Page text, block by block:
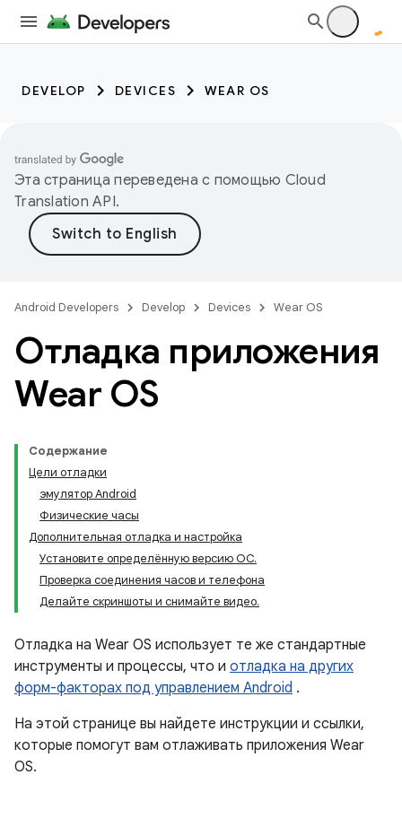
DEVELOP DEVICES WEAR OS
Эта страница переведена с помощью Cloud
Translation API.
Android Developers Develop Devices Wear OS
Отладка приложения
Wear OS
Содержание
Цели отладки
эмулятор Android
Физические часы
Дополнительная отладка и настройка
Установите определённую версию ОС.
Проверка соединения часов и телефона
Делайте скриншоты и снимайте видео.
Отладка на Wear OS использует те же стандартные
инструменты и процессы, что и отладка на других
форм-факторах под управлением Android .
На этой странице вы найдете инструкции и ссылки,
которые помогут вам отлаживать приложения Wear
OS.